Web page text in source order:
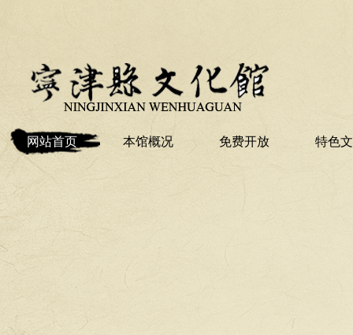
网站首页 本馆概况 免费开放 特色